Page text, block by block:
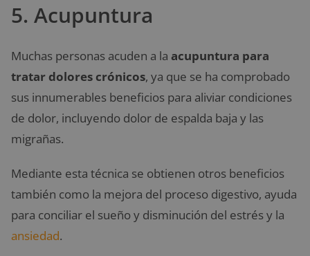
5. Acupuntura
Muchas personas acuden a la acupuntura para
tratar dolores crónicos, ya que se ha comprobado
sus innumerables beneficios para aliviar condiciones
de dolor, incluyendo dolor de espalda baja y las
migrañas.
Mediante esta técnica se obtienen otros beneficios
también como la mejora del proceso digestivo, ayuda
para conciliar el sueño y disminución del estrés y la
ansiedad.